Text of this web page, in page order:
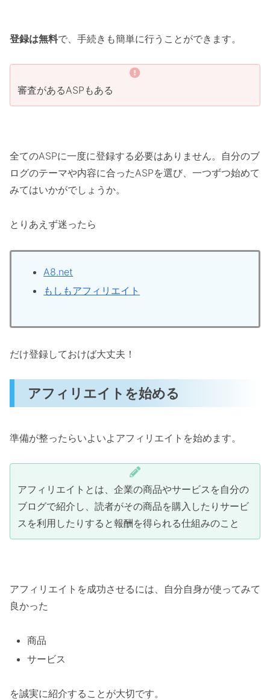
登録は無料で、手続きも簡単に行うことができます。
審査があるASPもある
全てのASPに一度に登録する必要はありません。自分のブ
ログのテーマや内容に合ったASPを選び、一つずつ始めて
みてはいかがでしょうか。
とりあえず迷ったら
A8.net
もしもアフィリエイト
だけ登録しておけば大丈夫！
アフィリエイトを始める
準備が整ったらいよいよアフィリエイトを始めます。
アフィリエイトとは、企業の商品やサービスを自分の
ブログで紹介し、読者がその商品を購入したりサービ
スを利用したりすると報酬を得られる仕組みのこと
アフィリエイトを成功させるには、自分自身が使ってみて
良かった
商品
サービス
を誠実に紹介することが大切です。